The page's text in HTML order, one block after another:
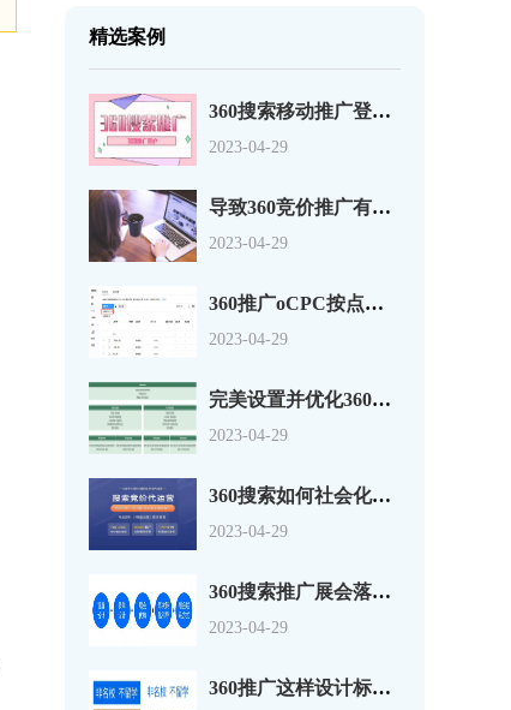
精选案例
360搜索移动推广登录页优化的12个事项
2023-04-29
导致360竞价推广有点击没转换的原因分析
2023-04-29
360推广oCPC按点击出价系数还是目标转化成本？
2023-04-29
完美设置并优化360搜索广告组和广告系列
2023-04-29
360搜索如何社会化营销以及搜索营销
2023-04-29
360搜索推广展会落地页怎么做？一套思路供参考
2023-04-29
360推广这样设计标题，资深优化师都说好！